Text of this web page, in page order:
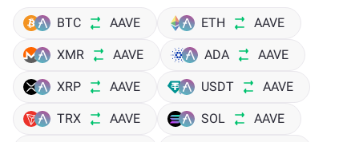
BTC AAVE ETH AAVE
XMR AAVE ADA AAVE
XRP AAVE USDT AAVE
TRX AAVE SOL AAVE